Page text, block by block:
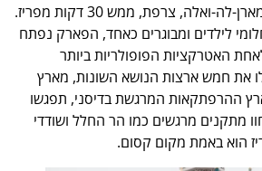
ממוקם במארן-לה-ואלה, צרפת, ממש 30 דקות מפריז.
לילדים ומבוגרים כאחד, הפארק נפתח
הפך לאחת האטרקציות הפופולריות ביותר
את חמש ארצות הנושא השונות, מארץ
ההרפתקאות המרגשת בדיסני, תפגשו
מתקנים מרגשים כמו הר החלל ושודדי
הוא באמת מקום קסום.